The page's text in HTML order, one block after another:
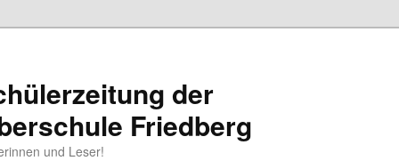
der
Friedberg
und Leser!